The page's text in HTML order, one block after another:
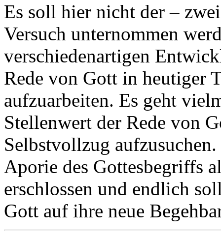
Es soll hier nicht der –
Versuch unternommen
verschiedenartigen
Rede von Gott in heutiger
aufzuarbeiten. Es geht
Stellenwert der Rede von
Selbstvollzug
Aporie des Gottesbegriffs
erschlossen und endlich
Gott auf ihre neue